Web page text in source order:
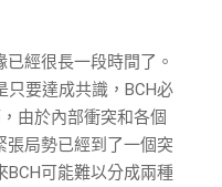
經很長一段時間了。
只要達成共識，BCH必
由於內部衝突和各個
張局勢已經到了一個突
BCH可能難以分成兩種